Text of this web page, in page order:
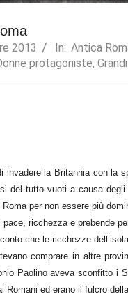
2013 In: Antica
protagoniste,
invadere la Britannia con la
del tutto vuoti a causa
per non essere più
ricchezza e prebende
che le ricchezze
comprare in altre
Paolino aveva sconfitto i
Romani ed erano il fulcro